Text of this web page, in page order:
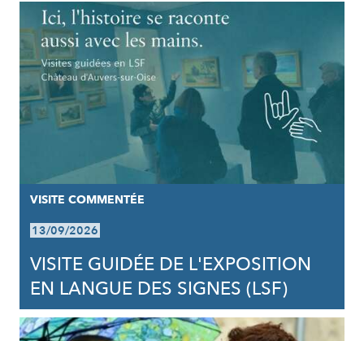
VISITE COMMENTÉE
13/09/2026
VISITE GUIDÉE DE L'EXPOSITION
EN LANGUE DES SIGNES (LSF)